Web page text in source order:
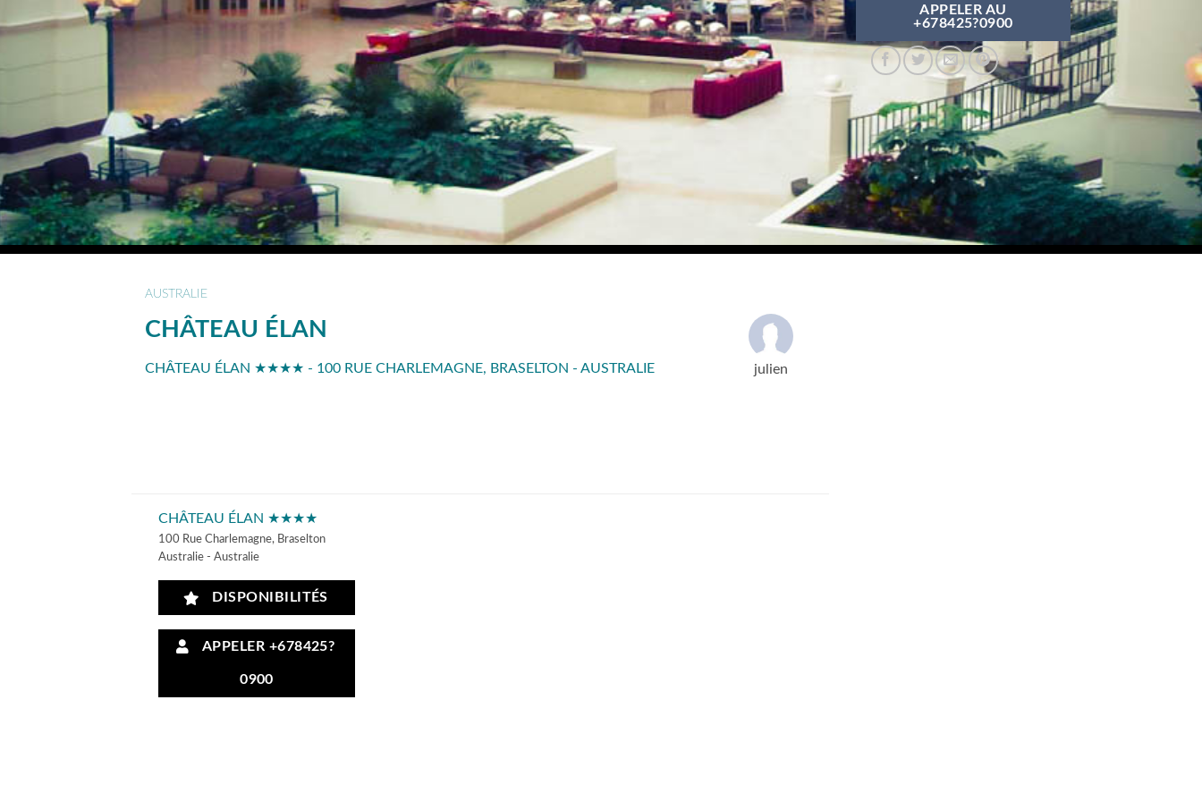
AUSTRALIE
CHÂTEAU ÉLAN
CHÂTEAU ÉLAN ★★★★ - 100 RUE CHARLEMAGNE, BRASELTON - AUSTRALIE julien
CHÂTEAU ÉLAN ★★★★
100 Rue Charlemagne, Braselton
Australie - Australie
DISPONIBILITÉS
APPELER +678425?
0900
APPELER AU
+678425?0900